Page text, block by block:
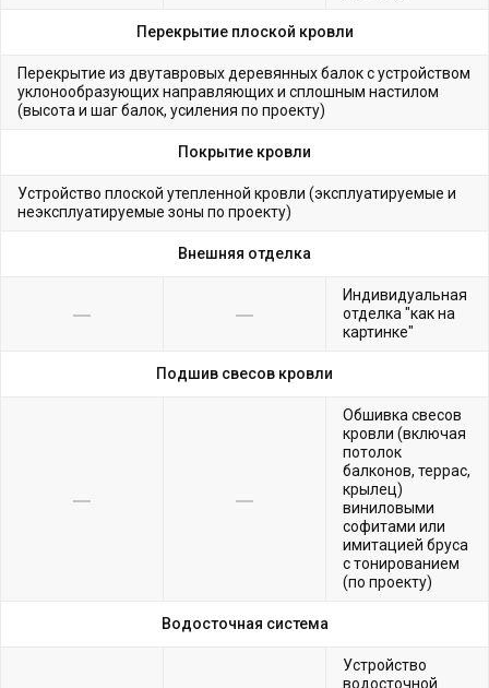
Перекрытие плоской кровли
Перекрытие из двутавровых деревянных балок с устройством
уклонообразующих направляющих и сплошным настилом
(высота и шаг балок, усиления по проекту)
Покрытие кровли
Устройство плоской утепленной кровли (эксплуатируемые и
неэксплуатируемые зоны по проекту)
Внешняя отделка
Индивидуальная
отделка "как на
картинке"
Подшив свесов кровли
Обшивка свесов
кровли (включая
потолок
балконов, террас,
крылец)
виниловыми
софитами или
имитацией бруса
с тонированием
(по проекту)
Водосточная система
Устройство
водосточной